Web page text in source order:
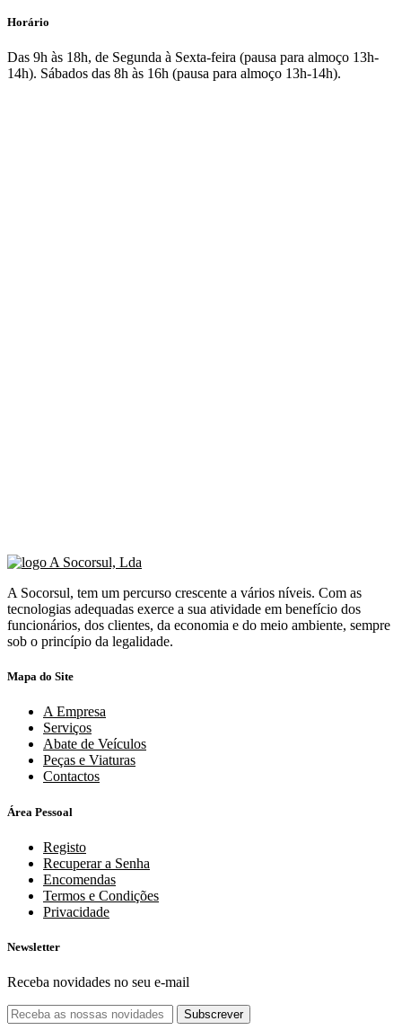
Horário
Das 9h às 18h, de Segunda à Sexta-feira (pausa para almoço 13h-
14h). Sábados das 8h às 16h (pausa para almoço 13h-14h).
A Socorsul, tem um percurso crescente a vários níveis. Com as
tecnologias adequadas exerce a sua atividade em benefício dos
funcionários, dos clientes, da economia e do meio ambiente, sempre
sob o princípio da legalidade.
Mapa do Site
A Empresa
Serviços
Abate de Veículos
Peças e Viaturas
Contactos
Área Pessoal
Registo
Recuperar a Senha
Encomendas
Termos e Condições
Privacidade
Newsletter
Receba novidades no seu e-mail
Subscrever